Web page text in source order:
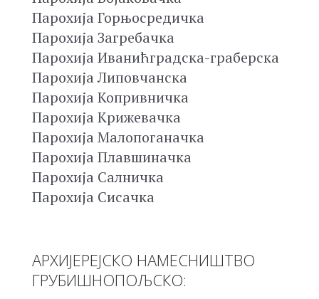
Парохија Горњосредичка
Парохија Загребачка
Парохија Иванићградска-граберска
Парохија Липовчанска
Парохија Копривничка
Парохија Крижевачка
Парохија Малопоганачка
Парохија Плавшиначка
Парохија Салничка
Парохија Сисачка
АРХИЈЕРЕЈСКО НАМЕСНИШТВО
ГРУБИШНОПОЉСКО: